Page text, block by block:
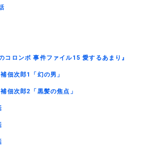
コロンボ 事件ファイル15 愛するあまり』
佃次郎1「幻の男」
佃次郎2「黒髪の焦点」